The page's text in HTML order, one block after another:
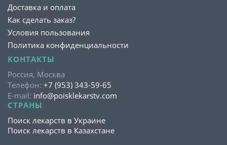
Доставка и оплата
Как сделать заказ?
Условия пользования
Политика конфиденциальности
КОНТАКТЫ
Россия, Москва
Телефон: +7 (953) 343-59-65
E-mail: info@poisklekarstv.com
СТРАНЫ
Поиск лекарств в Украине
Поиск лекарств в Казахстане